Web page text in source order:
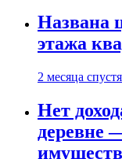
Названа
этажа
2 месяца спустя
Нет
деревне